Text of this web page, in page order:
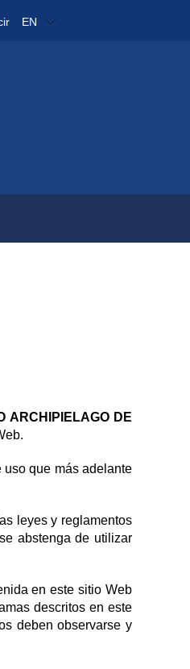
EN
ARCHIPIELAGO DE
que más adelante
leyes y reglamentos
abstenga de utilizar
en este sitio Web
descritos en este
deben observarse y